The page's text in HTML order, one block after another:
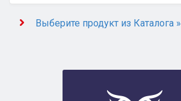
Выберите продукт из Каталога »